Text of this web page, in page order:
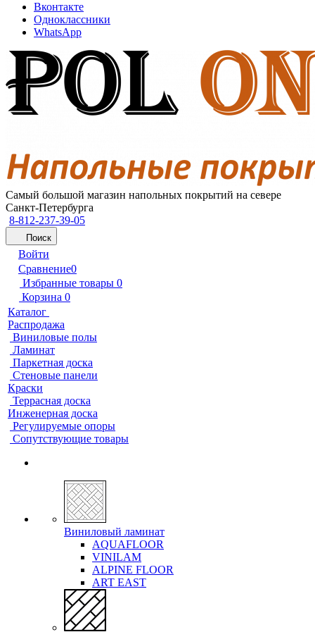
Вконтакте
Одноклассники
WhatsApp
Самый большой магазин напольных покрытий на севере
Санкт-Петербурга
8-812-237-39-05
Поиск
Войти
Сравнение0
Избранные товары 0
Корзина 0
Каталог
Распродажа
Виниловые полы
Ламинат
Паркетная доска
Стеновые панели
Краски
Террасная доска
Инженерная доска
Регулируемые опоры
Сопутствующие товары
Виниловый ламинат
AQUAFLOOR
VINILAM
ALPINE FLOOR
ART EAST